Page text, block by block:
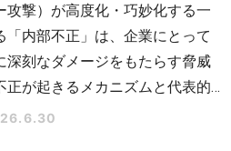
撃）が高度化・巧妙化する一
内部不正」は、企業にとって
深刻なダメージをもたらす脅威
正が起きるメカニズムと代表的
や企業を守るための防衛策を